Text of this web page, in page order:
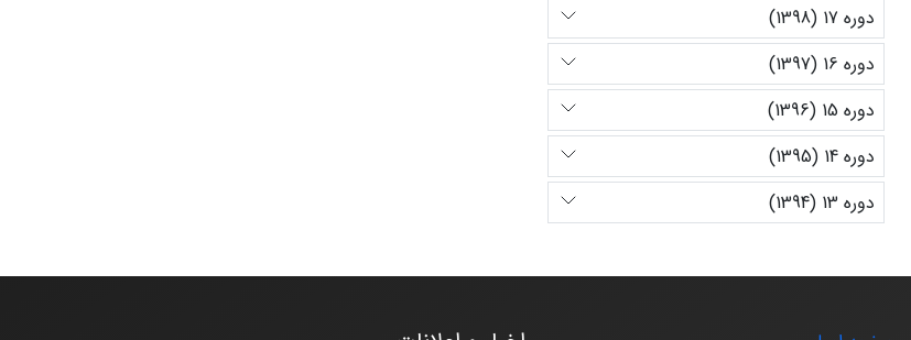
دوره 17 (1398)
دوره 16 (1397)
دوره 15 (1396)
دوره 14 (1395)
دوره 13 (1394)